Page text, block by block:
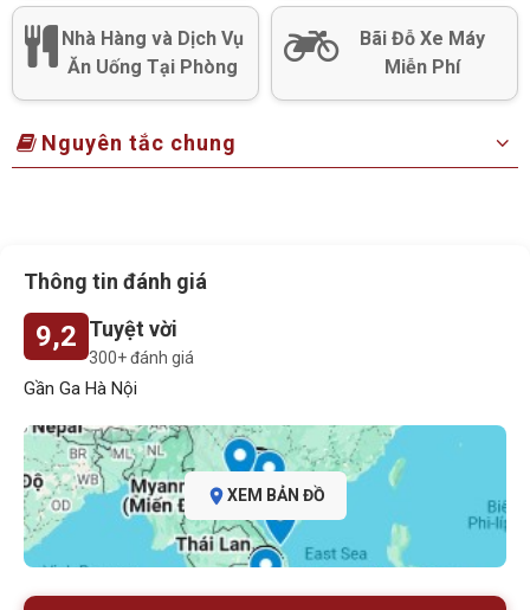
Nhà Hàng và Dịch Vụ
Ăn Uống Tại Phòng
Bãi Đỗ Xe Máy
Miễn Phí
Nguyên tắc chung
Thông tin đánh giá
9,2 Tuyệt vời
300+ đánh giá
Gần Ga Hà Nội
XEM BẢN ĐỒ